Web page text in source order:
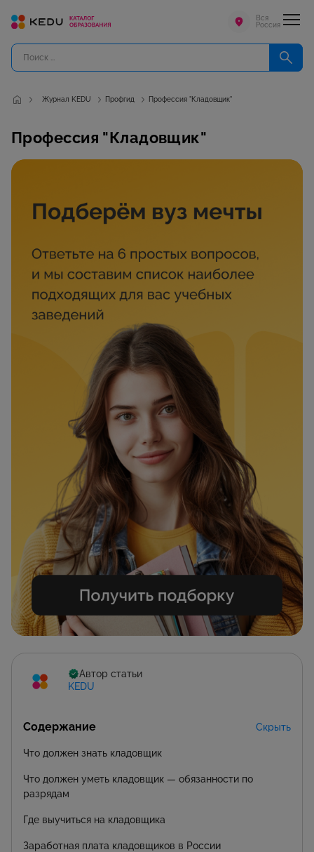
Вся
Россия
Журнал KEDU Профгид Профессия "Кладовщик"
Профессия "Кладовщик"
Автор статьи
KEDU
Содержание Скрыть
Что должен знать кладовщик
Что должен уметь кладовщик — обязанности по
разрядам
Где выучиться на кладовщика
Заработная плата кладовщиков в России